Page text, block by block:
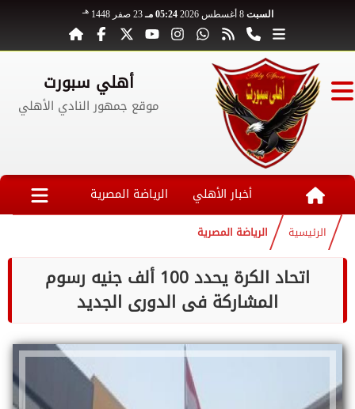
السبت 8 أغسطس 2026 05:24 مـ 23 صفر 1448 هـ
أهلي سبورت
موقع جمهور النادي الأهلي
أخبار الأهلي الرياضة المصرية
الرئيسية الرياضة المصرية
اتحاد الكرة يحدد 100 ألف جنيه رسوم
المشاركة فى الدورى الجديد